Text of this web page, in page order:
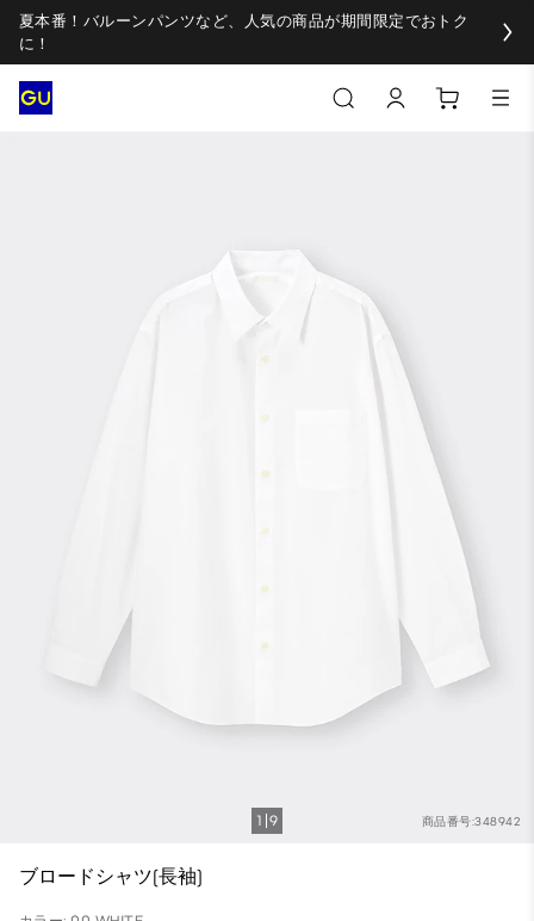
夏本番！バルーンパンツなど、人気の商品が期間限定でおトク
に！
商品番号:348942
1 9
ブロードシャツ(長袖)